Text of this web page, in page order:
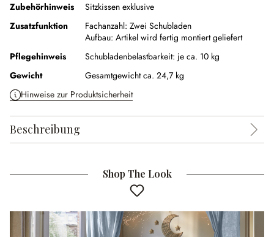
Zubehörhinweis
Sitzkissen exklusive
Zusatzfunktion
Fachanzahl: Zwei Schubladen
Aufbau: Artikel wird fertig montiert geliefert
Pflegehinweis
Schubladenbelastbarkeit: je ca. 10 kg
Gewicht
Gesamtgewicht ca. 24,7 kg
Hinweise zur Produktsicherheit
Beschreibung
Shop The Look